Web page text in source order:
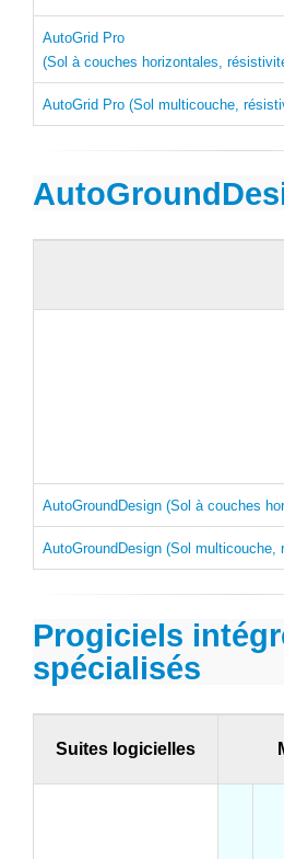
AutoGrid Pro
(Sol à couches horizontales,
AutoGrid Pro (Sol multicouche,
AutoGroundDesign (Sol à couches
AutoGroundDesign (Sol
Progiciels
spécialisés
Suites logicielles